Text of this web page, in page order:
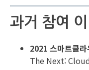
과거 참여 이
2021 스마트클라
The Next: